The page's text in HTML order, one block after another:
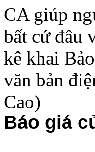
CA giúp
bất cứ đâu
kê khai
văn bản
Cao)
Báo giá